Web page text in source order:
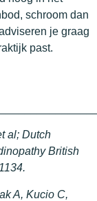
schroom dan
je graag
past.
al; Dutch
British
A, Kucio C,